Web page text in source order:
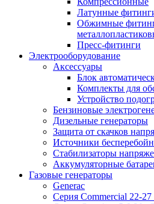
Латунные
Обжимные
Пресс-фитинги
Электрооборудование
Аксессуары
Блок
Комплекты для
Устройство
Бензиновые
Дизельные генераторы
Защита от скачков
Источники
Стабилизаторы
Аккумуляторные
Газовые генераторы
Generac
Серия Commercial 22-